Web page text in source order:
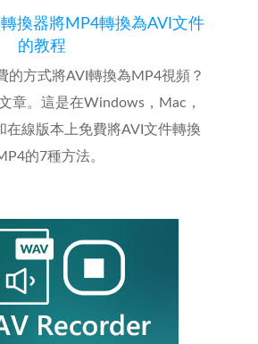
換器將MP4轉換為AVI文件
的教程
的方式將AVI轉換為MP4視頻？
章。這是在Windows，Mac，
在線版本上免費將AVI文件轉換
的7種方法。